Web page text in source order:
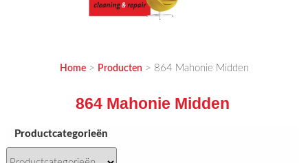
Home> Producten > 864 Mahonie Midden
864 Mahonie Midden
Productcategorieën